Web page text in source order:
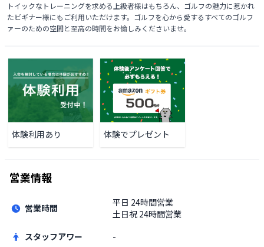
トイックなトレーニングを求める上級者様はもちろん、ゴルフの魅力に惹かれ
たビギナー様にもご利用いただけます。ゴルフを心から愛するすべてのゴルフ
ァーのための空間と至高の時間をお愉しみくださいませ。
体験利用あり 体験でプレゼント
営業情報
営業時間 平日 24時間営業
土日祝 24時間営業
スタッフアワー
-